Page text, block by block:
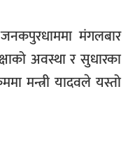
मंगलबार
अवस्था र सुधारका
मन्त्री यादवले यस्तो